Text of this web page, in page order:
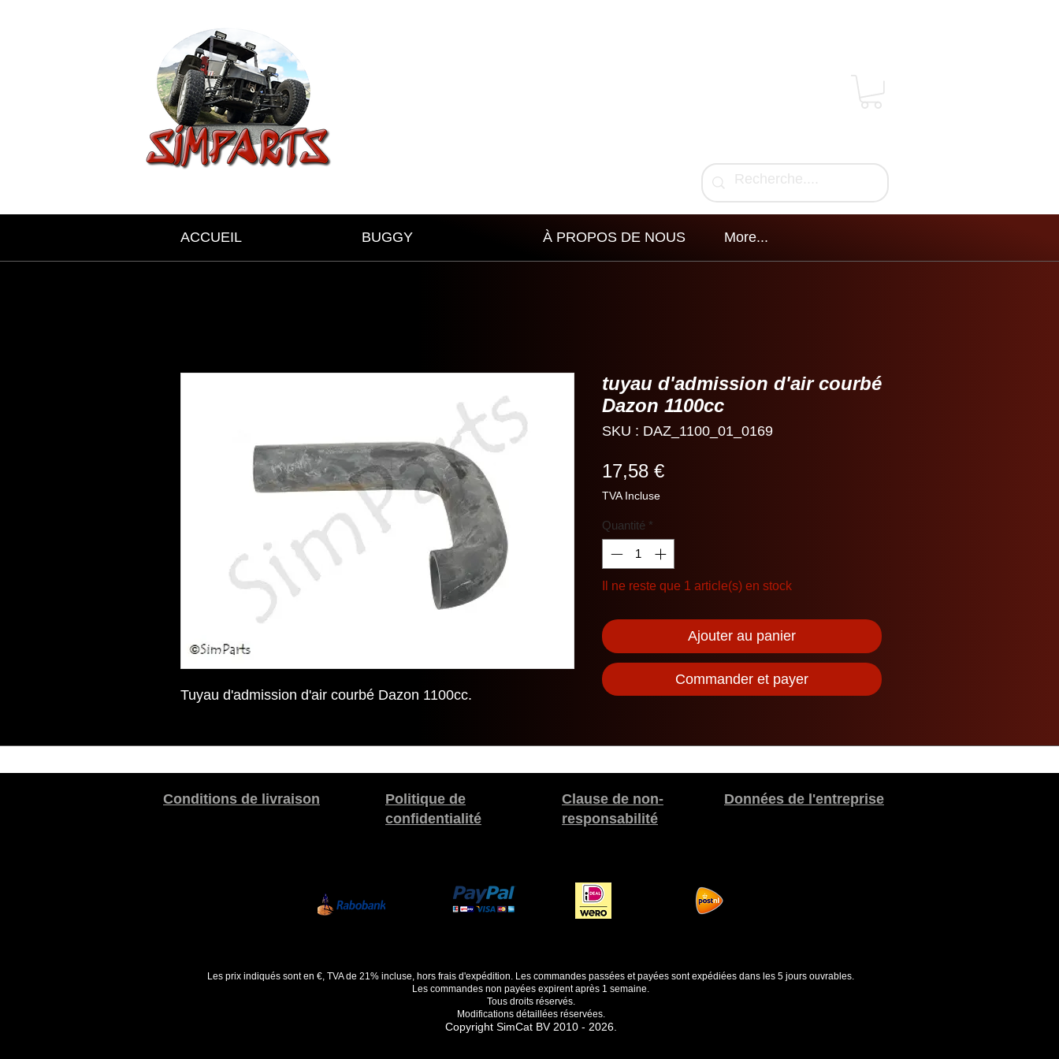
ACCUEIL BUGGY À PROPOS DE NOUS More...
Tuyau d'admission d'air courbé Dazon 1100cc.
tuyau d'admission d'air courbé
Dazon 1100cc
SKU : DAZ_1100_01_0169
17,58 €Prix
TVA Incluse
Quantité *
Il ne reste que 1 article(s) en stock
Ajouter au panier
Commander et payer
Conditions de livraison
Politique de
confidentialité
Clause de non-
responsabilité
Données de l'entreprise
Les prix indiqués sont en €, TVA de 21% incluse, hors frais d'expédition. Les commandes passées et payées sont expédiées dans les 5 jours ouvrables.
Les commandes non payées expirent après 1 semaine.
Tous droits réservés.
Modifications détaillées réservées.
Copyright SimCat BV 2010 - 2026.